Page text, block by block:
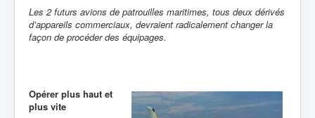
Les 2 futurs avions de patrouilles maritimes, tous deux dérivés
d’appareils commerciaux, devraient radicalement changer la
façon de procéder des équipages.
Opérer plus haut et
plus vite